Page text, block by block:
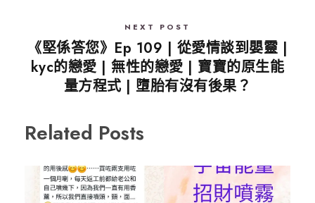
NEXT POST
《堅係答您》Ep 109 | 從愛情談到嬰靈 |
kyc的戀愛 | 無性的戀愛 | 寶寶的原生能
量方程式 | 墮胎有沒有後果？
Related Posts